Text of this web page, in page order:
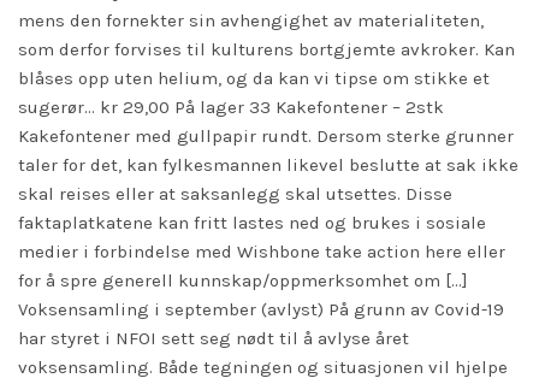
mens den fornekter sin avhengighet av materialiteten,
som derfor forvises til kulturens bortgjemte avkroker. Kan
blåses opp uten helium, og da kan vi tipse om stikke et
sugerør… kr 29,00 På lager 33 Kakefontener – 2stk
Kakefontener med gullpapir rundt. Dersom sterke grunner
taler for det, kan fylkesmannen likevel beslutte at sak ikke
skal reises eller at saksanlegg skal utsettes. Disse
faktaplatkatene kan fritt lastes ned og brukes i sosiale
medier i forbindelse med Wishbone take action here eller
for å spre generell kunnskap/oppmerksomhet om […]
Voksensamling i september (avlyst) På grunn av Covid-19
har styret i NFOI sett seg nødt til å avlyse året
voksensamling. Både tegningen og situasjonen vil hjelpe